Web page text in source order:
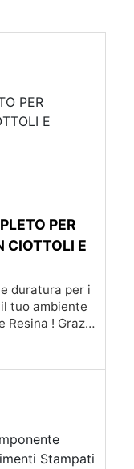
PER
CIOTTOLI E
duratura per i
tuo ambiente
Resina ! Grazie
un gioco
semplice e –
chiedere un
inclusa